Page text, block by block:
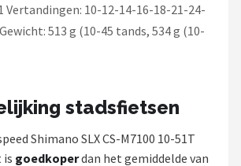
Vertandingen: 10-12-14-16-18-21-24-
513 g (10-45 tands, 534 g (10-
stadsfietsen
Shimano SLX CS-M7100 10-51T
is goedkoperdan het gemiddelde van